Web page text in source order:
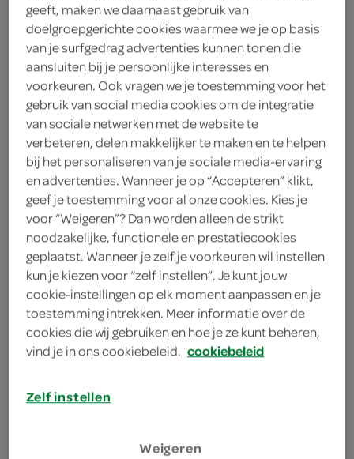
glazuurstift
2 zakjes glazuur
1 eidooier
1 theelepel kaneelpoeder
1 eetlepel gestampte muisjes
1 eetlepel koekkruiden
1 theelepel bakpoeder
bloem
250 gram bloem
1 eetlepel appelstroop
geeft, maken we daarnaast gebruik van
doelgroepgerichte cookies waarmee we je op basis
van je surfgedrag advertenties kunnen tonen die
aansluiten bij je persoonlijke interesses en
voorkeuren. Ook vragen we je toestemming voor het
gebruik van social media cookies om de integratie
van sociale netwerken met de website te
verbeteren, delen makkelijker te maken en te helpen
bij het personaliseren van je sociale media-ervaring
en advertenties. Wanneer je op “Accepteren” klikt,
geef je toestemming voor al onze cookies. Kies je
voor “Weigeren”? Dan worden alleen de strikt
noodzakelijke, functionele en prestatiecookies
geplaatst. Wanneer je zelf je voorkeuren wil instellen
kun je kiezen voor “zelf instellen”. Je kunt jouw
cookie-instellingen op elk moment aanpassen en je
toestemming intrekken. Meer informatie over de
cookies die wij gebruiken en hoe je ze kunt beheren,
vind je in ons cookiebeleid. cookiebeleid
Zelf instellen
Weigeren